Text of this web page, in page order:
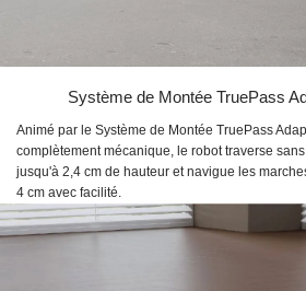
Système de Montée TruePass
Animé par le Système de Montée TruePass
complètement mécanique, le robot traverse
jusqu'à 2,4 cm de hauteur et navigue les
4 cm avec facilité.